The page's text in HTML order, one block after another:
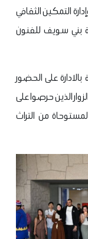
التمكين الثقافي
بني سويف للفنون
على الحضور
الذين حرصوا على
من التراث